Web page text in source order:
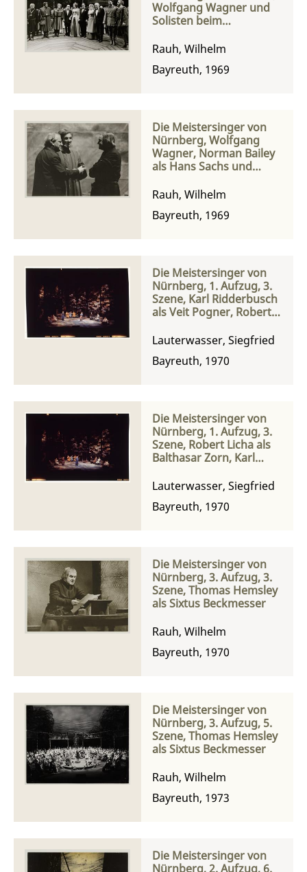
Wolfgang Wagner und
Solisten beim
Rauh, Wilhelm
Bayreuth, 1969
Die Meistersinger von
Nürnberg, Wolfgang
Wagner, Norman Bailey
als Hans Sachs und
Sixtus Beckmesser bei
einer Probe
Rauh, Wilhelm
Bayreuth, 1969
Die Meistersinger von
Nürnberg, 1. Aufzug, 3.
Szene, Karl Ridderbusch
als Veit Pogner, Robert
Norman Bailey als Hans
Sachs, Thomas Hemsley
als Sixtus Beckmesser
Lauterwasser, Siegfried
Bayreuth, 1970
Die Meistersinger von
Nürnberg, 1. Aufzug, 3.
Szene, Robert Licha als
Balthasar Zorn, Karl
Pogner, Thomas
Hemsley als Sixtus
Beckmesser und
Lauterwasser, Siegfried
Bayreuth, 1970
Die Meistersinger von
Nürnberg, 3. Aufzug, 3.
Szene, Thomas Hemsley
als Sixtus Beckmesser
Rauh, Wilhelm
Bayreuth, 1970
Die Meistersinger von
Nürnberg, 3. Aufzug, 5.
Szene, Thomas Hemsley
als Sixtus Beckmesser
Rauh, Wilhelm
Bayreuth, 1973
Die Meistersinger von
Nürnberg, 2. Aufzug, 6.